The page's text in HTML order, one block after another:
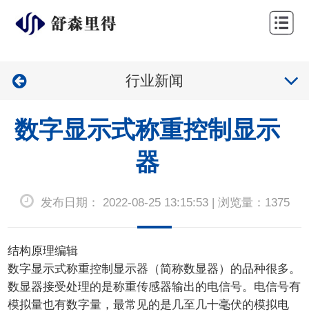
心
我
们
行业新闻
数字显示式称重控制显示
器
发布日期： 2022-08-25 13:15:53 | 浏览量：1375
结构原理编辑
数字显示式称重控制显示器（简称数显器）的品种很多。
数显器接受处理的是称重传感器输出的电信号。电信号有
模拟量也有数字量，最常见的是几至几十毫伏的模拟电